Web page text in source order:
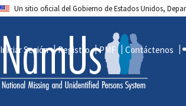
Un sitio oficial del Gobierno de Estados Unidos,
Iniciar Sesión Registro PMF Contáctenos